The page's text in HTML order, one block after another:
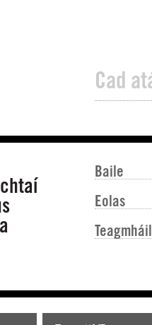
Baile
Eolas
Teagmháil